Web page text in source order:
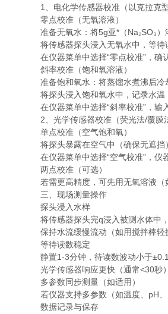
1、电化学传感器校准（以克拉克型
零点校准（无氧溶液）
准备无氧水：将5g亚*（Na₂SO₃）
将传感器探头浸入无氧水中，等待
在仪器菜单中选择“零点校准”，确认
斜率校准（饱和氧溶液）
准备饱和氧水：将蒸馏水煮沸后冷
将探头浸入饱和氧水中，记录水温
在仪器菜单中选择“斜率校准”，输
2、光学传感器校准（荧光法/覆膜
单点校准（空气饱和氧）
将探头暴露在空气中（确保无遮挡
在仪器菜单中选择“空气校准”，仪
两点校准（可选）
若需更高精度，可先用无氧溶液（
三、现场测量操作
探头浸入水样
将传感器探头完q浸入被测水体中
保持水流缓慢流动（如用搅拌棒轻
等待读数稳定
静置1-3分钟，待读数波动小于±0.1
光学传感器响应更快（通常<30秒
多参数同步测量（如适用）
若仪器支持多参数（如温度、pH、
数据记录与保存